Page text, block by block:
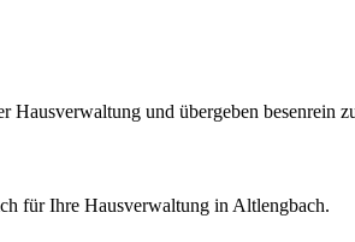
Hausverwaltung und übergeben besenrein
für Ihre Hausverwaltung in Altlengbach.